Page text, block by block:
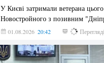
У Києві затримали ветерана цього
Новостройного з позивним
01.08.2026 20:42 177